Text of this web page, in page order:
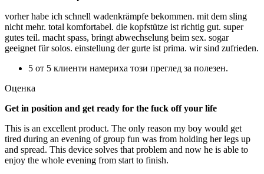
vorher habe ich schnell wadenkrämpfe bekommen. mit dem sling
nicht mehr. total komfortabel. die kopfstütze ist richtig gut. super
gutes teil. macht spass, bringt abwechselung beim sex. sogar
geeignet für solos. einstellung der gurte ist prima. wir sind zufrieden.
5 от 5 клиенти намериха този преглед за полезен.
Оценка
Get in position and get ready for the fuck off your life
This is an excellent product. The only reason my boy would get
tired during an evening of group fun was from holding her legs up
and spread. This device solves that problem and now he is able to
enjoy the whole evening from start to finish.